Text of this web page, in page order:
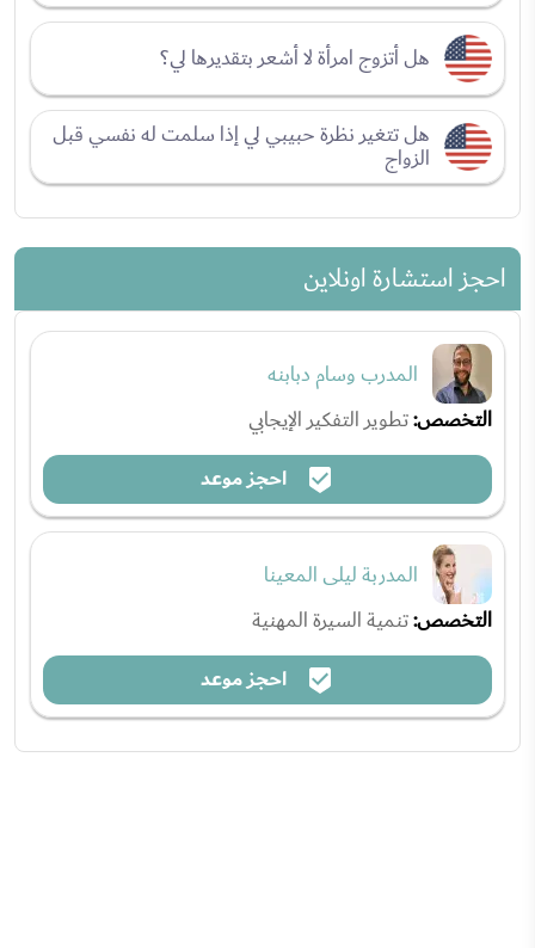
هل أتزوج امرأة لا أشعر بتقديرها لي؟
هل تتغير نظرة حبيبي لي إذا سلمت له نفسي قبل
الزواج
احجز استشارة اونلاين
المدرب وسام دبابنه
التخصص:تطوير التفكير الإيجابي
احجز موعد
المدربة ليلى المعينا
التخصص:تنمية السيرة المهنية
احجز موعد